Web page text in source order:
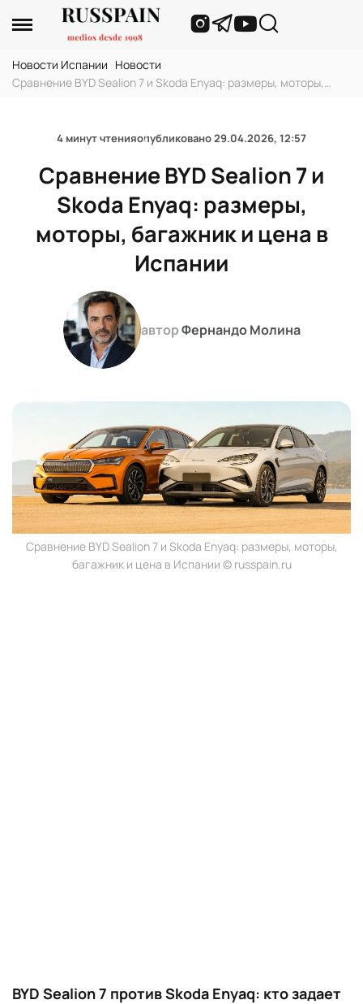
Новости Испании Новости
Сравнение BYD Sealion 7 и Skoda Enyaq: размеры, моторы,
4 минут чтенияопубликовано29.04.2026, 12:57
Сравнение BYD Sealion 7 и
Skoda Enyaq: размеры,
моторы, багажник и цена в
Испании
авторФернандо Молина
Сравнение BYD Sealion 7 и Skoda Enyaq: размеры, моторы,
багажник и цена в Испании © russpain.ru
BYD Sealion 7 против Skoda Enyaq: кто задает